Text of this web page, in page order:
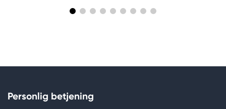
Personlig betjening